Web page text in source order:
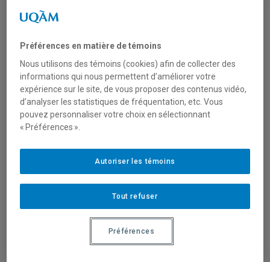
Mouvements sociaux
ANNÉE
2008
NUMÉRO
AUTEUR
Marie-Ève Giroux
SOUS LA DIRECTION DE
Préférences en matière de témoins
Nous utilisons des témoins (cookies) afin de collecter des
informations qui nous permettent d’améliorer votre
expérience sur le site, de vous proposer des contenus vidéo,
d’analyser les statistiques de fréquentation, etc. Vous
pouvez personnaliser votre choix en sélectionnant
« Préférences ».
Tout refuser
Autoriser les témoins
Préférences